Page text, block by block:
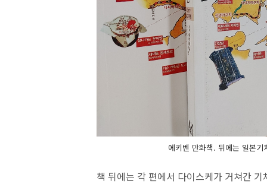
에키벤 만화책. 뒤에는 일본
책 뒤에는 각 편에서 다이스케가 거쳐간